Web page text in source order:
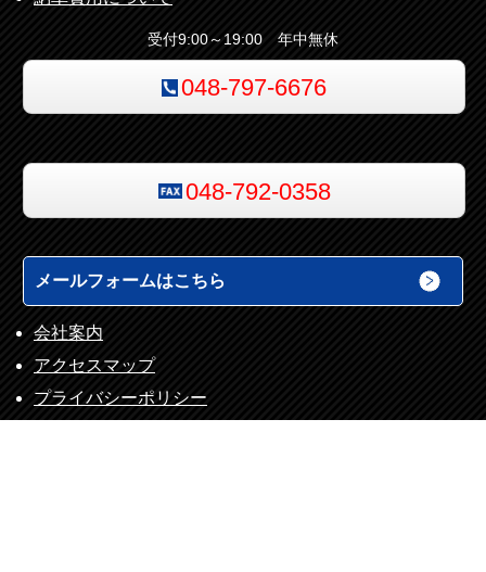
受付9:00～19:00 年中無休
048-797-6676
048-792-0358
メールフォームはこちら
会社案内
アクセスマップ
プライバシーポリシー